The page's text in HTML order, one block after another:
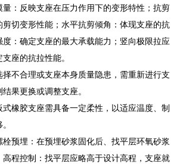
：反映支座在压力作用下的变形特性；抗剪
切变形性能；水平抗剪倾角：体现支座的抗
：确定支座的最大承载能力；竖向极限拉应
座的抗拉性能。
不合理或支座本身质量隐患，需重新进行支
果更换或调整支座。
橡胶支座需具备一定柔性，以适应温度、制
预埋：在预埋砂浆固化后、找平层环氧砂浆
程控制：找平层应略高于设计高程，支座就